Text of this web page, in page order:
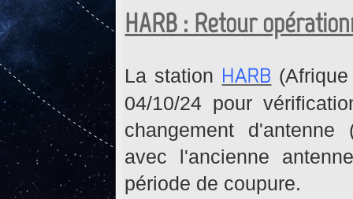
HARB : Retour
La station HARB
04/10/24 pour
changement d'antenne
avec l'ancienne
période de coupure.